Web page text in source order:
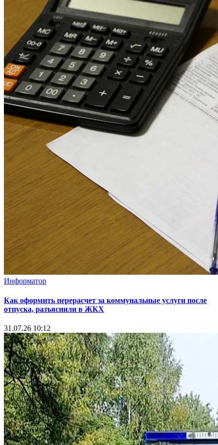
Информатор
Как оформить перерасчет за коммунальные услуги после
отпуска, разъяснили в ЖКХ
31.07.26 10:12